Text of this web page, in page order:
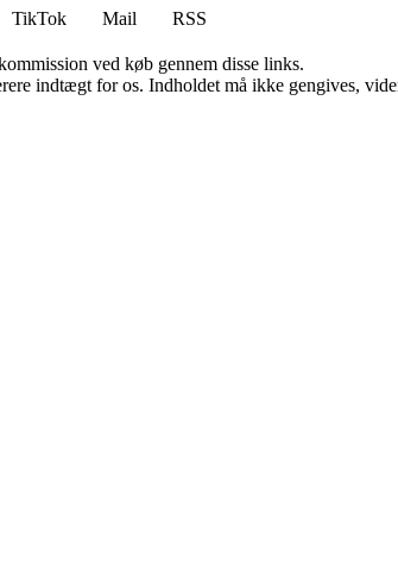
TikTok Mail
RSS
ved køb gennem disse links.
indtægt for os. Indholdet må ikke gengives,